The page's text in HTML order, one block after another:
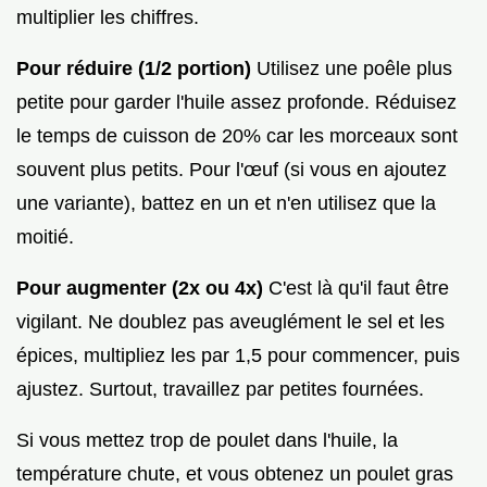
multiplier les chiffres.
Pour réduire (1/2 portion) Utilisez une poêle plus
petite pour garder l'huile assez profonde. Réduisez
le temps de cuisson de 20% car les morceaux sont
souvent plus petits. Pour l'œuf (si vous en ajoutez
une variante), battez en un et n'en utilisez que la
moitié.
Pour augmenter (2x ou 4x) C'est là qu'il faut être
vigilant. Ne doublez pas aveuglément le sel et les
épices, multipliez les par 1,5 pour commencer, puis
ajustez. Surtout, travaillez par petites fournées.
Si vous mettez trop de poulet dans l'huile, la
température chute, et vous obtenez un poulet gras